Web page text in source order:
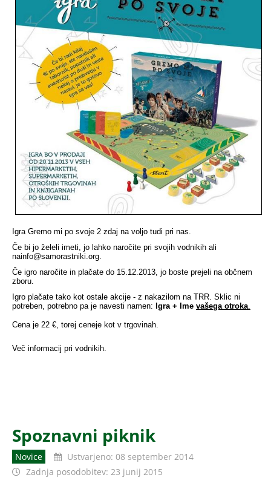
Igra Gremo mi po svoje 2 zdaj na voljo tudi pri nas.
Če bi jo želeli imeti, jo lahko naročite pri svojih vodnikih ali
nainfo@samorastniki.org.
Če igro naročite in plačate do 15.12.2013, jo boste prejeli na občnem
zboru.
Igro plačate tako kot ostale akcije - z nakazilom na TRR. Sklic ni
potreben, potrebno pa je navesti namen: Igra + Ime vašega otroka.
Cena je 22 €, torej ceneje kot v trgovinah.
Več informacij pri vodnikih.
Spoznavni piknik
Novice
Ustvarjeno: 08 september 2014
Zadnja posodobitev: 23 junij 2015